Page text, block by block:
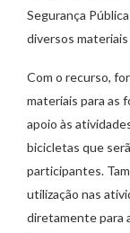
Segurança
diversos
Com o recurso,
materiais para as
apoio às
bicicletas que
participantes.
utilização nas
diretamente para